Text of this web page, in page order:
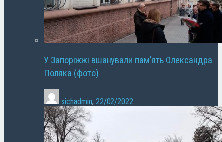
У Запоріжжі вшанували пам’ять Олександра
Поляка (фото)
sichadmin, 22/02/2022